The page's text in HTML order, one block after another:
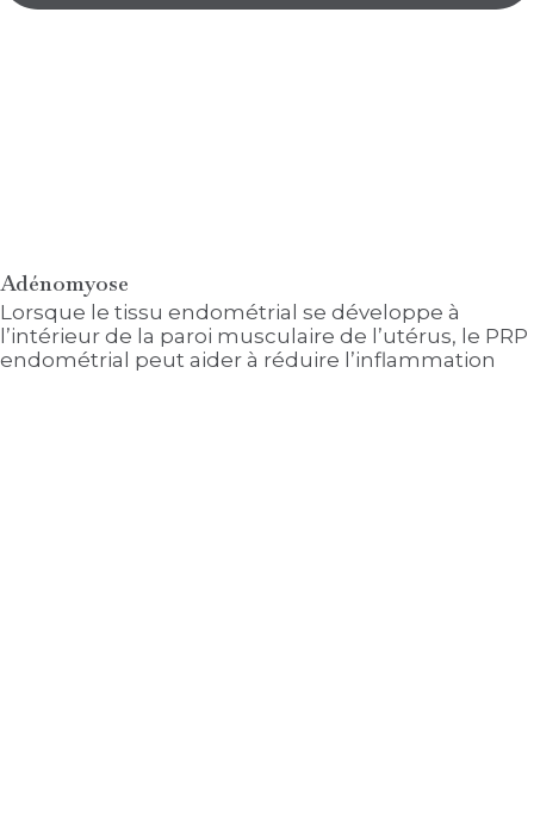
Adénomyose
Lorsque le tissu endométrial se développe à
l’intérieur de la paroi musculaire de l’utérus, le PRP
endométrial peut aider à réduire l’inflammation